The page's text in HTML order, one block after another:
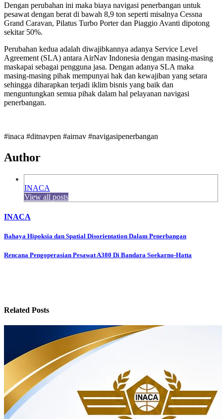
Dengan perubahan ini maka biaya navigasi penerbangan untuk
pesawat dengan berat di bawah 8,9 ton seperti misalnya Cessna
Grand Caravan, Pilatus Turbo Porter dan Piaggio Avanti dipotong
sekitar 50%.
Perubahan kedua adalah diwajibkannya adanya Service Level
Agreement (SLA) antara AirNav Indonesia dengan masing-masing
maskapai sebagai pengguna jasa. Dengan adanya SLA maka
masing-masing pihak mempunyai hak dan kewajiban yang setara
sehingga diharapkan terjadi iklim bisnis yang baik dan
menguntungkan semua pihak dalam hal pelayanan navigasi
penerbangan.
#inaca #ditnavpen #airnav #navigasipenerbangan
Author
INACA
View all posts
INACA
Post
navigation
Bahaya Hipoksia dan Spatial Disorientation Dalam Penerbangan
Rencana Pengoperasian Pesawat A380 Di Bandara Soekarno-Hatta
Related Posts